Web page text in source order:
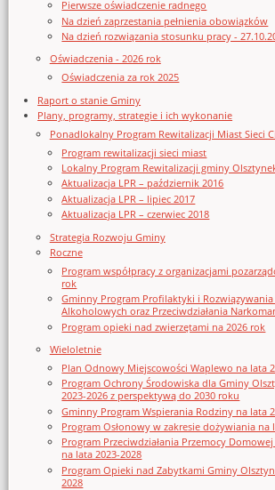
Pierwsze oświadczenie radnego
Na dzień zaprzestania pełnienia obowiązków
Na dzień rozwiązania stosunku pracy -
Oświadczenia - 2026 rok
Oświadczenia za rok 2025
Raport o stanie Gminy
Plany, programy, strategie i ich wykonanie
Ponadlokalny Program Rewitalizacji Miast Sieci
Program rewitalizacji sieci miast
Lokalny Program Rewitalizacji gminy
Aktualizacja LPR – październik 2016
Aktualizacja LPR – lipiec 2017
Aktualizacja LPR – czerwiec 2018
Strategia Rozwoju Gminy
Roczne
Program współpracy z organizacjami
rok
Gminny Program Profilaktyki i
Alkoholowych oraz Przeciwdziałania
Program opieki nad zwierzętami na 2026 rok
Wieloletnie
Plan Odnowy Miejscowości Waplewo na lata
Program Ochrony Środowiska dla Gminy
2023-2026 z perspektywą do 2030 roku
Gminny Program Wspierania Rodziny na lata
Program Osłonowy w zakresie dożywiania na
Program Przeciwdziałania Przemocy
na lata 2023-2028
Program Opieki nad Zabytkami Gminy
2028